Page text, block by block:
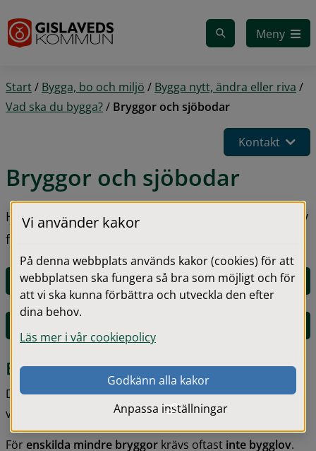
Meny
Start/ Bygga, bo och miljö / Bygga nytt, ändra eller riva /
Vad ska du bygga?/ Bryggor och sjöbodar
Kontakt
Bryggor och sjöbodar
Här hittar du information om när det krävs bygglov
för bryggor och sjöbodar.
E-tjänst för bygglov
Bryggor
Du behöver bygglov för att anordna, flytta eller
väsentligt ändra småbåtshamnar.
För enskilda mindre bryggor krävs oftast inte bygglov.
Vi använder kakor
På denna webbplats används kakor (cookies) för att
webbplatsen ska fungera så bra som möjligt och för
att vi ska kunna förbättra och utveckla den efter
dina behov.
Läs mer i vår cookiepolicy
Godkänn alla kakor
Anpassa inställningar